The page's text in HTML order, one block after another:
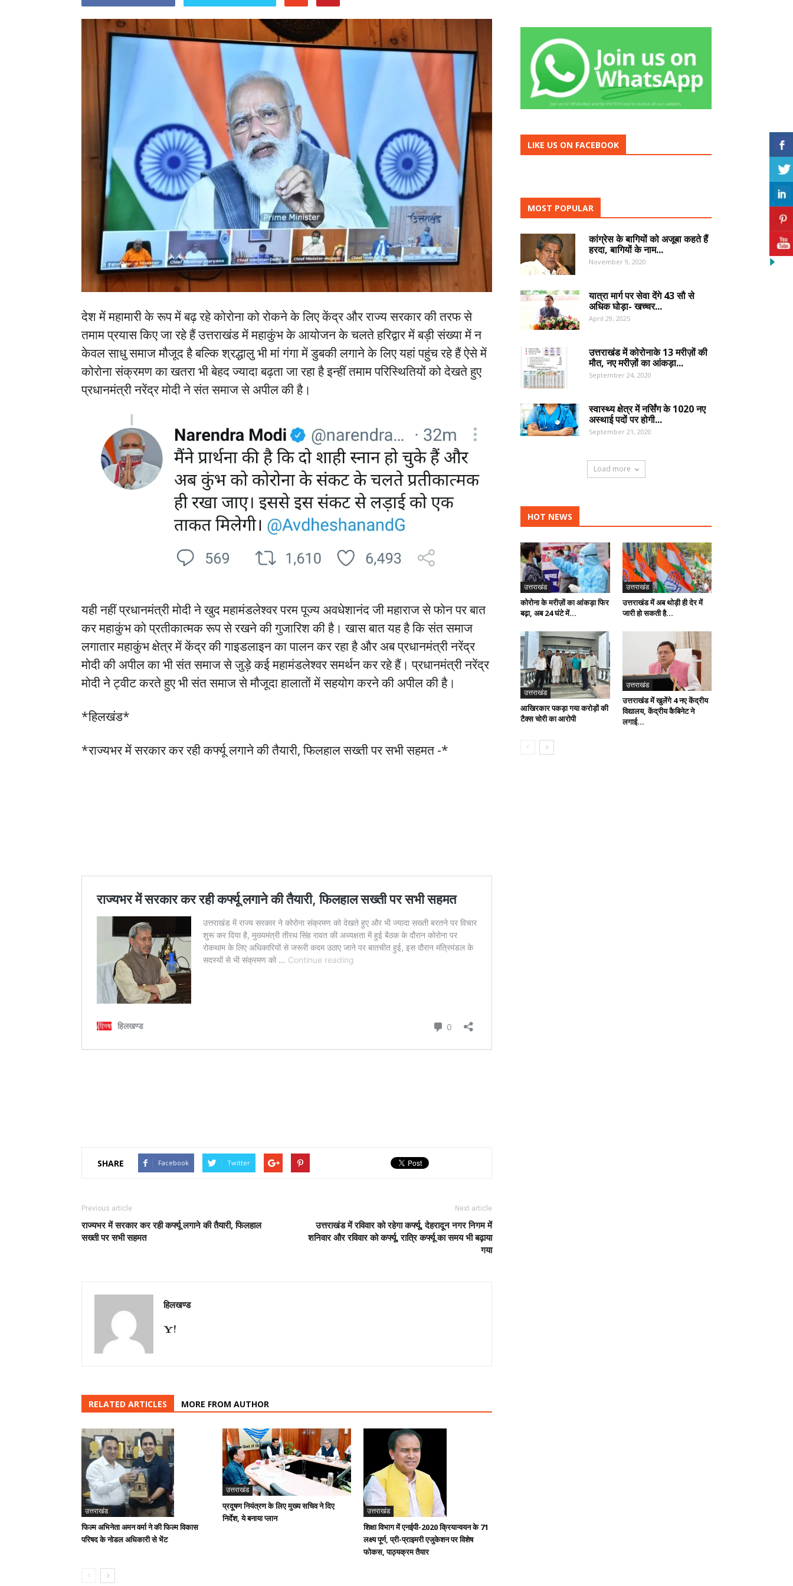
देश में महामारी के रूप में बढ़ रहे कोरोना को रोकने के लिए केंद्र और राज्य सरकार की तरफ से
तमाम प्रयास किए जा रहे हैं उत्तराखंड में महाकुंभ के आयोजन के चलते हरिद्वार में बड़ी संख्या में न
केवल साधु समाज मौजूद है बल्कि श्रद्धालु भी मां गंगा में डुबकी लगाने के लिए यहां पहुंच रहे हैं ऐसे में
कोरोना संक्रमण का खतरा भी बेहद ज्यादा बढ़ता जा रहा है इन्हीं तमाम परिस्थितियों को देखते हुए
प्रधानमंत्री नरेंद्र मोदी ने संत समाज से अपील की है।
यही नहीं प्रधानमंत्री मोदी ने खुद महामंडलेश्वर परम पूज्य अवधेशानंद जी महाराज से फोन पर बात
कर महाकुंभ को प्रतीकात्मक रूप से रखने की गुजारिश की है। खास बात यह है कि संत समाज
लगातार महाकुंभ क्षेत्र में केंद्र की गाइडलाइन का पालन कर रहा है और अब प्रधानमंत्री नरेंद्र
मोदी की अपील का भी संत समाज से जुड़े कई महामंडलेश्वर समर्थन कर रहे हैं। प्रधानमंत्री नरेंद्र
मोदी ने ट्वीट करते हुए भी संत समाज से मौजूदा हालातों में सहयोग करने की अपील की है।
*हिलखंड*
*राज्यभर में सरकार कर रही कर्फ्यू लगाने की तैयारी, फिलहाल सख्ती पर सभी सहमत -*
SHARE Facebook Twitter
Previous article
राज्यभर में सरकार कर रही कर्फ्यू लगाने की तैयारी, फिलहाल
सख्ती पर सभी सहमत
Next article
उत्तराखंड में रविवार को रहेगा कर्फ्यू, देहरादून नगर निगम में
शनिवार और रविवार को कर्फ्यू, रात्रि कर्फ्यू का समय भी बढ़ाया
गया
हिलखण्ड
RELATED ARTICLES MORE FROM AUTHOR
उत्तराखंड
फिल्म अभिनेता अमन वर्मा ने की फिल्म विकास
परिषद के नोडल अधिकारी से भेंट
उत्तराखंड
प्रदूषण नियंत्रण के लिए मुख्य सचिव ने दिए
निर्देश, ये बनाया प्लान
उत्तराखंड
शिक्षा विभाग में एनईपी-2020 क्रियान्वयन के 71
लक्ष्य पूर्ण, प्री-प्राइमरी एजुकेशन पर विशेष
फोकस, पाठ्यक्रम तैयार
LIKE US ON FACEBOOK
MOST POPULAR
कांग्रेस के बागियों को अजूबा कहते हैं
हरदा, बागियों के नाम...
November 9, 2020
यात्रा मार्ग पर सेवा देंगे 43 सौ से
अधिक घोड़ा- खच्चर...
April 29, 2025
उत्तराखंड में कोरोनाके 13 मरीज़ों की
मौत, नए मरीज़ों का आंकड़ा...
September 24, 2020
स्वास्थ्य क्षेत्र में नर्सिंग के 1020 नए
अस्थाई पदों पर होगी...
September 21, 2020
Load more
HOT NEWS
उत्तराखंड
कोरोना के मरीज़ों का आंकड़ा फिर
बढ़ा, अब 24 घंटे में...
उत्तराखंड
उत्तराखंड में अब थोड़ी ही देर में
जारी हो सकती है...
उत्तराखंड
आखिरकार पकड़ा गया करोड़ों की
टैक्स चोरी का आरोपी
उत्तराखंड
उत्तराखंड में खुलेंगे 4 नए केंद्रीय
विद्यालय, केंद्रीय कैबिनेट ने
लगाई...